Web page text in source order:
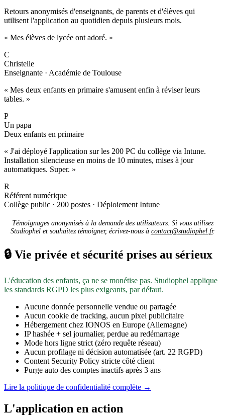
Retours anonymisés d'enseignants, de parents et d'élèves qui
utilisent l'application au quotidien depuis plusieurs mois.
« Mes élèves de lycée ont adoré. »
C
Christelle
Enseignante · Académie de Toulouse
« Mes deux enfants en primaire s'amusent enfin à réviser leurs
tables. »
P
Un papa
Deux enfants en primaire
« J'ai déployé l'application sur les 200 PC du collège via Intune.
Installation silencieuse en moins de 10 minutes, mises à jour
automatiques. Super. »
R
Référent numérique
Collège public · 200 postes · Déploiement Intune
Témoignages anonymisés à la demande des utilisateurs. Si vous utilisez
Studiophel et souhaitez témoigner, écrivez-nous à contact@studiophel.fr.
🔒 Vie privée et sécurité prises au sérieux
L'éducation des enfants, ça ne se monétise pas. Studiophel applique
les standards RGPD les plus exigeants, par défaut.
Aucune donnée personnelle vendue ou partagée
Aucun cookie de tracking, aucun pixel publicitaire
Hébergement chez IONOS en Europe (Allemagne)
IP hashée + sel journalier, perdue au redémarrage
Mode hors ligne strict (zéro requête réseau)
Aucun profilage ni décision automatisée (art. 22 RGPD)
Content Security Policy stricte côté client
Purge auto des comptes inactifs après 3 ans
Lire la politique de confidentialité complète →
L'application en action